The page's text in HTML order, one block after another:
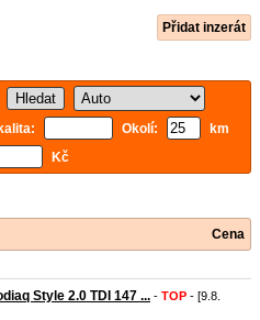
Přidat inzerát
Okolí:
km
Kč
Cena
Style 2.0 TDI 147 ... - TOP - [9.8.